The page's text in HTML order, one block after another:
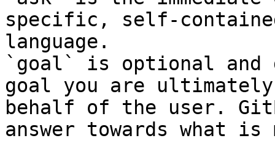
specific, self-
language.
`goal` is optional and
goal you are
behalf of the user.
answer towards what